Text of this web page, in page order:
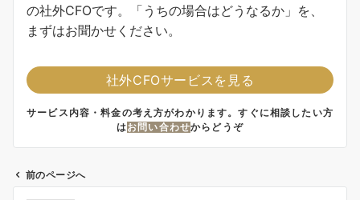
の社外CFOです。「うちの場合はどうなるか」を、
まずはお聞かせください。
社外CFOサービスを見る
サービス内容・料金の考え方がわかります。すぐに相談したい方
はお問い合わせからどうぞ
前のページへ